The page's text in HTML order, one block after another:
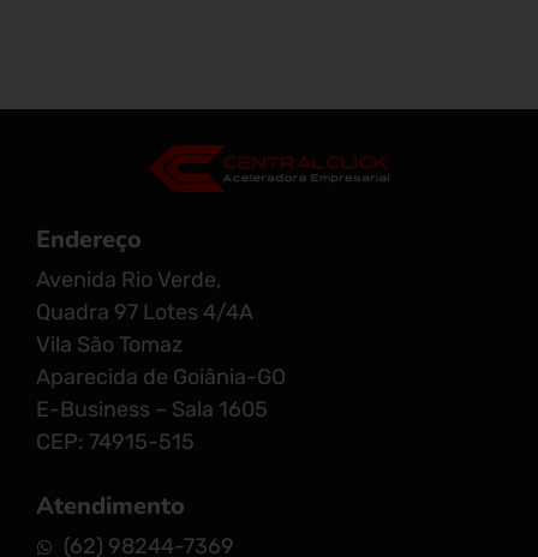
Endereço
Avenida Rio Verde,
Quadra 97 Lotes 4/4A
Vila São Tomaz
Aparecida de Goiânia-GO
E-Business – Sala 1605
CEP: 74915-515
Atendimento
(62) 98244-7369